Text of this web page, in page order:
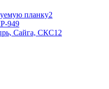
планку2
949
Сайга, СКС12